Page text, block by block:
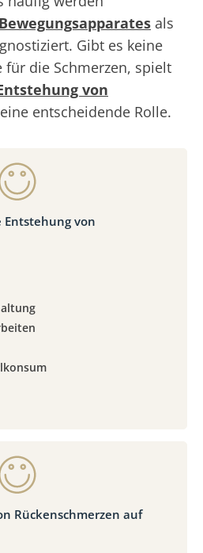
als
Gibt es keine
die Schmerzen, spielt
von
eine entscheidende Rolle.
von
Rückenschmerzen auf